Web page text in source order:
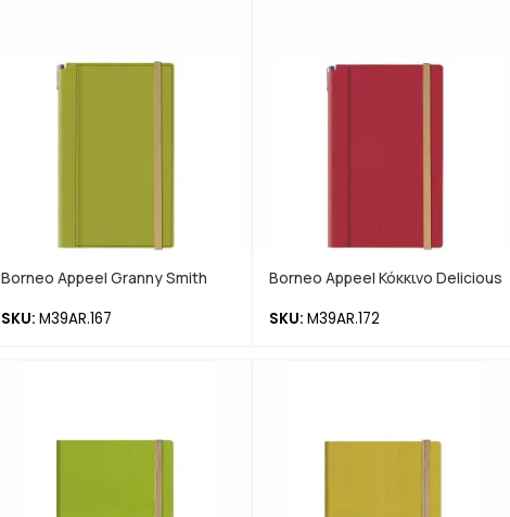
Borneo Appeel Granny Smith
SKU: M39AR.167
Borneo Appeel Κόκκινο Delicious
SKU: M39AR.172